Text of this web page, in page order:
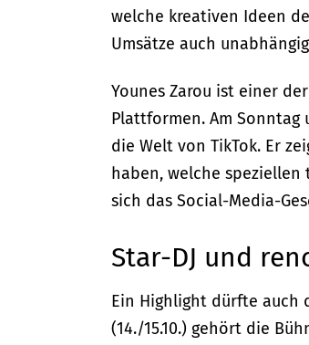
welche kreativen Ideen
Umsätze auch
Younes Zarou ist einer
Plattformen. Am Sonntag
die Welt von TikTok. Er
haben, welche
sich das Social-Media-
Star-DJ und
Ein Highlight dürfte auch
(14./15.10.) gehört die